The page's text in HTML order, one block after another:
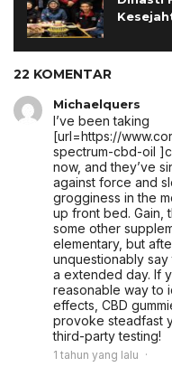
22 KOMENTAR
Michaelquers
I’ve been taking
[url=https://
spectrum-cbd-oil
now, and they’ve
against force and
grogginess in the
up front bed. Gain,
some other
elementary, but
unquestionably
a extended day. If
reasonable way to
effects, CBD
provoke steadfast
third-party testing!
1 tahun yang lalu